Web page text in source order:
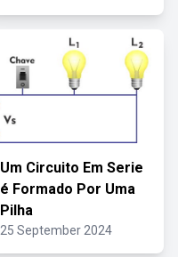
Um Circuito Em Serie
é Formado Por Uma
Pilha
25 September 2024